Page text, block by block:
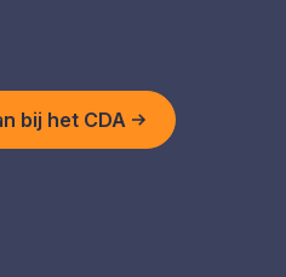
bij het CDA